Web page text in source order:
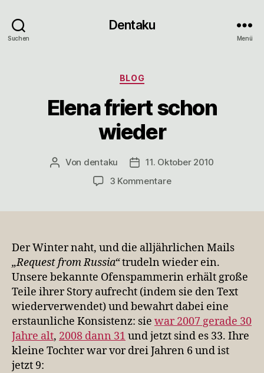
Suchen
Dentaku
Menü
Kategorien
BLOG
Elena friert schon
wieder
Beitragsautor
Von dentaku Veröffentlichungsdatum
11. Oktober 2010
3 Kommentarezu
Der Winter naht, und die alljährlichen Mails
„Request from Russia“trudeln wieder ein.
Unsere bekannte Ofenspammerin erhält große
Teile ihrer Story aufrecht (indem sie den Text
wiederverwendet) und bewahrt dabei eine
erstaunliche Konsistenz: sie war 2007 gerade 30
Jahre alt, 2008 dann 31 und jetzt sind es 33. Ihre
kleine Tochter war vor drei Jahren 6 und ist
jetzt 9: